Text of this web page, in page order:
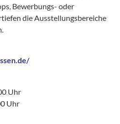
Bewerbungs- oder
die Ausstellungsbereiche
Uhr
Uhr